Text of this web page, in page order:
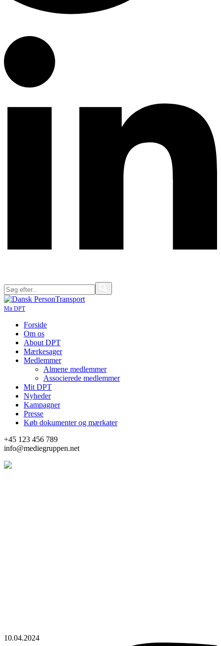
Mit DPT
Forside
Om os
About DPT
Mærkesager
Medlemmer
Almene medlemmer
Associerede medlemmer
Mit DPT
Nyheder
Kampagner
Presse
Køb dokumenter og mærkater
+45 123 456 789
info@mediegruppen.net
10.04.2024